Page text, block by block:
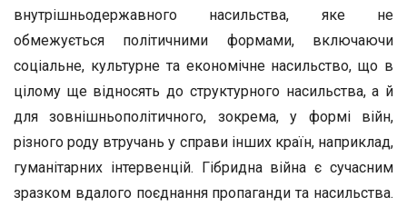
внутрішньодержавного насильства, яке не
обмежується політичними формами, включаючи
соціальне, культурне та економічне насильство, що в
цілому ще відносять до структурного насильства, а й
для зовнішньополітичного, зокрема, у формі війн,
різного роду втручань у справи інших країн, наприклад,
гуманітарних інтервенцій. Гібридна війна є сучасним
зразком вдалого поєднання пропаганди та насильства.